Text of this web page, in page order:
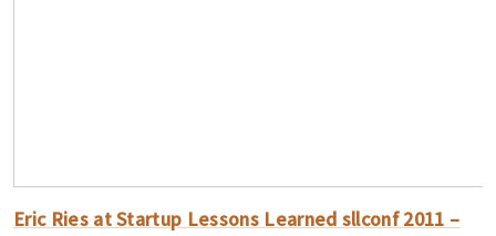
Eric Ries at Startup Lessons Learned sllconf 2011 –